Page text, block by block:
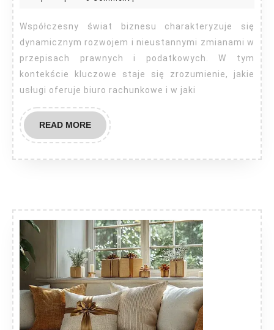
robić
biuro
rachunkowe?
Współczesny świat biznesu charakteryzuje się
dynamicznym rozwojem i nieustannymi zmianami w
przepisach prawnych i podatkowych. W tym
kontekście kluczowe staje się zrozumienie, jakie
usługi oferuje biuro rachunkowe i w jaki
READ MOREREAD
MORE